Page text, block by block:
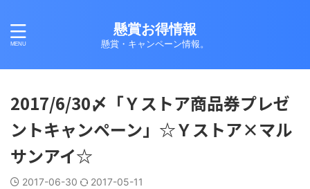
懸賞お得情報
懸賞・キャンペーン情報。
2017/6/30〆「Ｙストア商品券プレゼ
ントキャンペーン」☆Ｙストア×マル
サンアイ☆
2017-06-30 2017-05-11